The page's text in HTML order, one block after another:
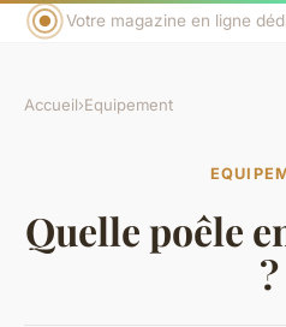
Votre magazine en ligne
Accueil›Equipement
Quelle poêle
?